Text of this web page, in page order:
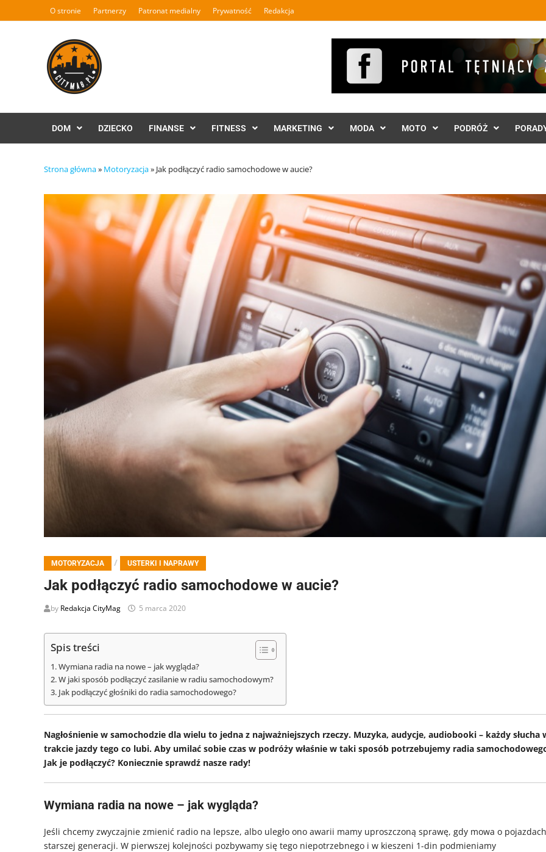
to
O stronie Partnerzy Patronat medialny Prywatność Redakcja
DOM DZIECKO FINANSE FITNESS MARKETING MODA MOTO PODRÓŻ
Strona główna» Motoryzacja» Jak podłączyć radio samochodowe w aucie?
MOTORYZACJA / USTERKI I NAPRAWY
Jak podłączyć radio samochodowe w aucie?
by Redakcja CityMag 5 marca 2020
Spis treści
Wymiana radia na nowe – jak wygląda?
W jaki sposób podłączyć zasilanie w radiu samochodowym?
Jak podłączyć głośniki do radia samochodowego?
Nagłośnienie w samochodzie dla wielu to jedna z najważniejszych rzeczy. Muzyka, audycje, audiobooki – każdy słucha
trakcie jazdy tego co lubi. Aby umilać sobie czas w podróży właśnie w taki sposób potrzebujemy radia
Jak je podłączyć? Koniecznie sprawdź nasze rady!
Wymiana radia na nowe – jak wygląda?
Jeśli chcemy zwyczajnie zmienić radio na lepsze, albo uległo ono awarii mamy uproszczoną sprawę, gdy mowa o pojazdach
starszej generacji. W pierwszej kolejności pozbywamy się tego niepotrzebnego i w kieszeni 1-din podmieniamy